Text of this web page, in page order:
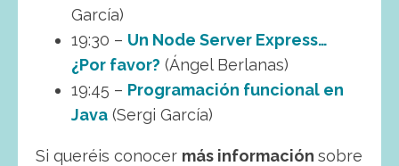
García)
19:30 – Un Node Server Express…
¿Por favor? (Ángel Berlanas)
19:45 – Programación funcional en
Java (Sergi García)
Si queréis conocer más información sobre